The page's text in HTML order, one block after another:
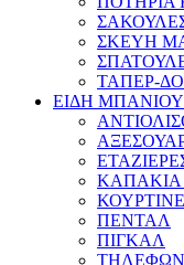
ΣΚΕΥΗ
ΤΑΠΕΡ-
ΕΙΔΗ ΜΠΑΝΙΟΥ
ΠΕΝΤΑΛ
ΠΙΓΚΑΛ